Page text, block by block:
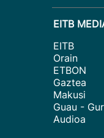
EITB
EITB
Orain
ETBON
Gaztea
Makusi
Guau -
Audioa